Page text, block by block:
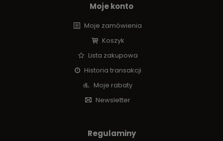
Moje konto
Moje zamówienia
Koszyk
Lista zakupowa
Historia transakcji
Moje rabaty
Newsletter
Regulaminy